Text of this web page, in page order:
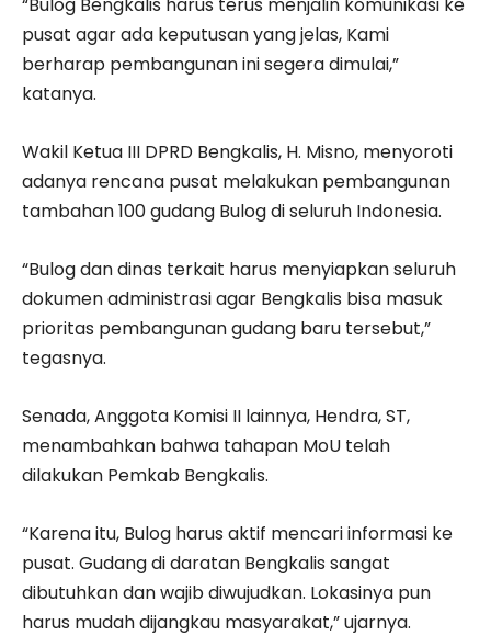
pusat agar ada keputusan yang jelas, Kami
berharap pembangunan ini segera dimulai,”
katanya.
Wakil Ketua III DPRD Bengkalis, H. Misno, menyoroti
adanya rencana pusat melakukan pembangunan
tambahan 100 gudang Bulog di seluruh Indonesia.
“Bulog dan dinas terkait harus menyiapkan seluruh
dokumen administrasi agar Bengkalis bisa masuk
prioritas pembangunan gudang baru tersebut,”
tegasnya.
Senada, Anggota Komisi II lainnya, Hendra, ST,
menambahkan bahwa tahapan MoU telah
dilakukan Pemkab Bengkalis.
“Karena itu, Bulog harus aktif mencari informasi ke
pusat. Gudang di daratan Bengkalis sangat
dibutuhkan dan wajib diwujudkan. Lokasinya pun
harus mudah dijangkau masyarakat,” ujarnya.